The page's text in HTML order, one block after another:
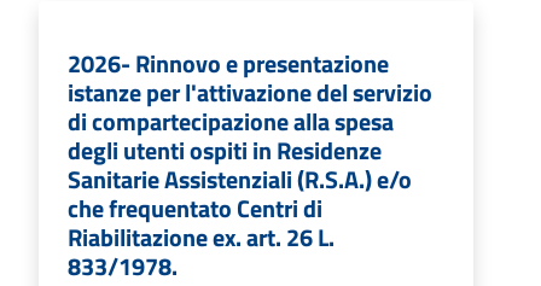
2026- Rinnovo e presentazione
istanze per l'attivazione del servizio
di compartecipazione alla spesa
degli utenti ospiti in Residenze
Sanitarie Assistenziali (R.S.A.) e/o
che frequentato Centri di
Riabilitazione ex. art. 26 L.
833/1978.